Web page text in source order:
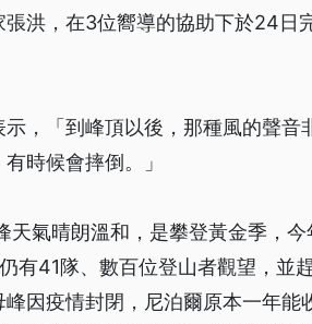
張洪，在3位嚮導的協助下於24日
，「到峰頂以後，那種風的聲音
時候會摔倒。」
天氣晴朗溫和，是攀登黃金季，
有41隊、數百位登山者觀望，並
因疫情封閉，尼泊爾原本一年能